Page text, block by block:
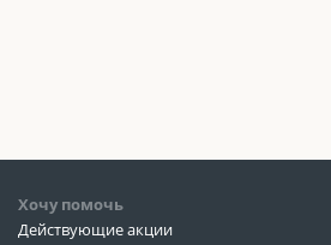
Хочу помочь
Действующие акции